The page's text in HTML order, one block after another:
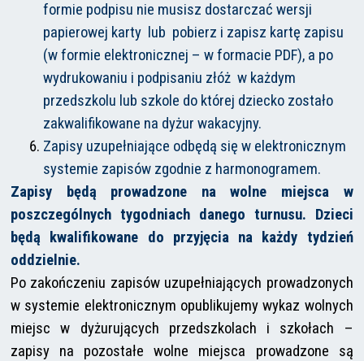
formie podpisu nie musisz dostarczać wersji
papierowej karty lub pobierz i zapisz kartę zapisu
(w formie elektronicznej – w formacie PDF), a po
wydrukowaniu i podpisaniu złóż w każdym
przedszkolu lub szkole do której dziecko zostało
zakwalifikowane na dyżur wakacyjny.
Zapisy uzupełniające odbędą się w elektronicznym
systemie zapisów zgodnie z harmonogramem.
Zapisy będą prowadzone na wolne miejsca w
poszczególnych tygodniach danego turnusu. Dzieci
będą kwalifikowane do przyjęcia na każdy tydzień
oddzielnie.
Po zakończeniu zapisów uzupełniających prowadzonych
w systemie elektronicznym opublikujemy wykaz wolnych
miejsc w dyżurujących przedszkolach i szkołach –
zapisy na pozostałe wolne miejsca prowadzone są